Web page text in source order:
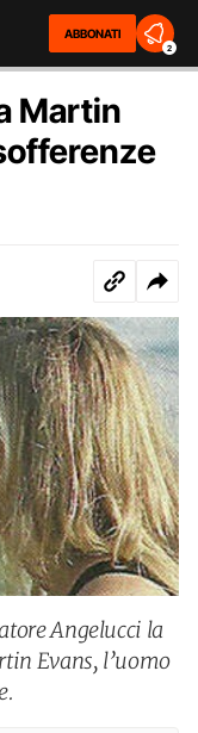
ABBONATI
2
Martin
Angelucci la
Evans, l’uomo